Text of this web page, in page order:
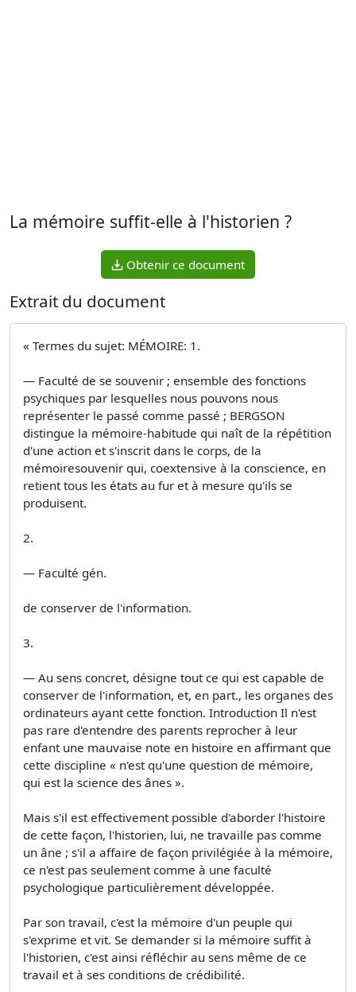
La mémoire suffit-elle à l'historien ?
Obtenir ce document
Extrait du document
« Termes du sujet: MÉMOIRE: 1.
— Faculté de se souvenir ; ensemble des fonctions
psychiques par lesquelles nous pouvons nous
représenter le passé comme passé ; BERGSON
distingue la mémoire-habitude qui naît de la répétition
d'une action et s'inscrit dans le corps, de la
mémoiresouvenir qui, coextensive à la conscience, en
retient tous les états au fur et à mesure qu'ils se
produisent.
2.
— Faculté gén.
de conserver de l'information.
3.
— Au sens concret, désigne tout ce qui est capable de
conserver de l'information, et, en part., les organes des
ordinateurs ayant cette fonction. Introduction Il n'est
pas rare d'entendre des parents reprocher à leur
enfant une mauvaise note en histoire en affirmant que
cette discipline « n'est qu'une question de mémoire,
qui est la science des ânes ».
Mais s'il est effectivement possible d'aborder l'histoire
de cette façon, l'historien, lui, ne travaille pas comme
un âne ; s'il a affaire de façon privilégiée à la mémoire,
ce n'est pas seulement comme à une faculté
psychologique particulièrement développée.
Par son travail, c'est la mémoire d'un peuple qui
s'exprime et vit. Se demander si la mémoire suffit à
l'historien, c'est ainsi réfléchir au sens même de ce
travail et à ses conditions de crédibilité.